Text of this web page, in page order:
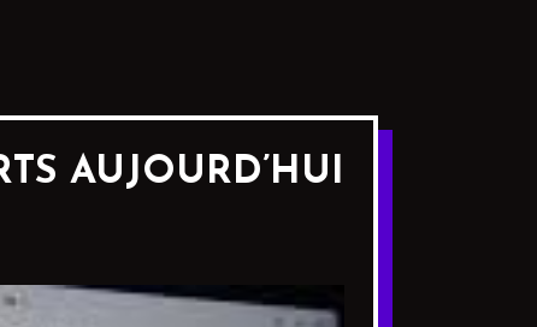
AUJOURD’HUI